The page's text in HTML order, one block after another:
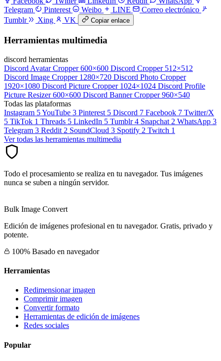
Telegram
Pinterest Weibo LINE
Correo electrónico
Tumblr
Xing VK Copiar enlace
Herramientas multimedia
discord herramientas
Discord Avatar Cropper 600×600 Discord Cropper 512×512
Discord Image Cropper 1280×720 Discord Photo Cropper
1920×1080 Discord Picture Cropper 1024×1024 Discord Profile
Picture Resizer 600×600 Discord Banner Cropper 960×540
Todas las plataformas
Instagram 5YouTube 3 Pinterest 5 Discord 7 Facebook 7 Twitter/X
5 TikTok 1 Threads 5 LinkedIn 5 Tumblr 4 Snapchat 2 WhatsApp 3
Telegram 3 Reddit 2 SoundCloud 3 Spotify 2 Twitch 1
Ver todas las herramientas multimedia
Todo el procesamiento se realiza en tu navegador. Tus imágenes
nunca se suben a ningún servidor.
Bulk Image Convert
Edición de imágenes profesional en tu navegador. Gratis, privado y
potente.
100% Basado en navegador
Herramientas
Redimensionar imagen
Comprimir imagen
Convertir formato
Herramientas de edición de imágenes
Redes sociales
Popular